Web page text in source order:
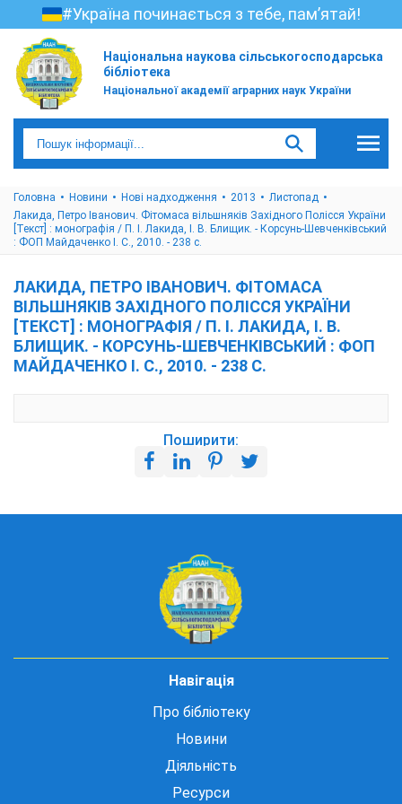
#Україна починається з тебе, пам’ятай!
Національна наукова сільськогосподарська
бібліотека
Національної академії аграрних наук України
Головна Новини Нові надходження 2013
Листопад
Лакида, Петро Іванович. Фітомаса вільшняків Західного Полісся України
[Текст] : монографія / П. І. Лакида, І. В. Блищик. - Корсунь-Шевченківський
: ФОП Майдаченко І. С., 2010. - 238 с.
ЛАКИДА, ПЕТРО ІВАНОВИЧ. ФІТОМАСА
ВІЛЬШНЯКІВ ЗАХІДНОГО ПОЛІССЯ УКРАЇНИ
[ТЕКСТ] : МОНОГРАФІЯ / П. І. ЛАКИДА, І. В.
БЛИЩИК. - КОРСУНЬ-ШЕВЧЕНКІВСЬКИЙ : ФОП
МАЙДАЧЕНКО І. С., 2010. - 238 С.
Поширити:
Навігація
Про бібліотеку
Новини
Діяльність
Ресурси